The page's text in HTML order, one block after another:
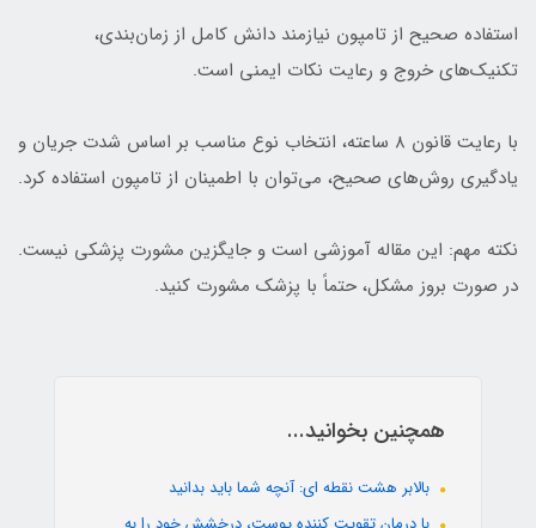
استفاده صحیح از تامپون نیازمند دانش کامل از زمان‌بندی،
تکنیک‌های خروج و رعایت نکات ایمنی است.
با رعایت قانون ۸ ساعته، انتخاب نوع مناسب بر اساس شدت جریان و
یادگیری روش‌های صحیح، می‌توان با اطمینان از تامپون استفاده کرد.
نکته مهم: این مقاله آموزشی است و جایگزین مشورت پزشکی نیست.
در صورت بروز مشکل، حتماً با پزشک مشورت کنید.
همچنین بخوانید...
بالابر هشت نقطه ای: آنچه شما باید بدانید